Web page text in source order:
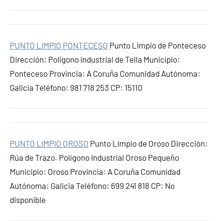
PUNTO LIMPIO PONTECESO Punto Limpio de Ponteceso
Dirección: Polígono industrial de Tella Municipio:
Ponteceso Provincia: A Coruña Comunidad Autónoma:
Galicia Teléfono: 981 718 253 CP: 15110
PUNTO LIMPIO OROSO Punto Limpio de Oroso Dirección:
Rúa de Trazo. Polígono Industrial Oroso Pequeño
Municipio: Oroso Provincia: A Coruña Comunidad
Autónoma: Galicia Teléfono: 699 241 818 CP: No
disponible